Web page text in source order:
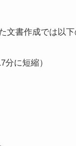
文書作成では以
に短縮）